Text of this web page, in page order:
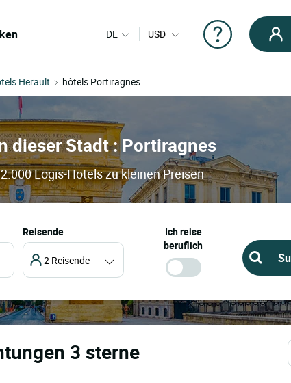
DE USD
Herault hôtels Portiragnes
dieser Stadt : Portiragnes
Logis-Hotels zu kleinen Preisen
Reisende
2 Reisende
Ich reise
beruflich
3 sterne